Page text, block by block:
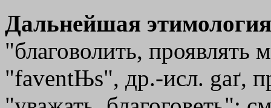
Дальнейшая
"благоволить, проявлять
"faventЊs", др.-исл. gaґ,